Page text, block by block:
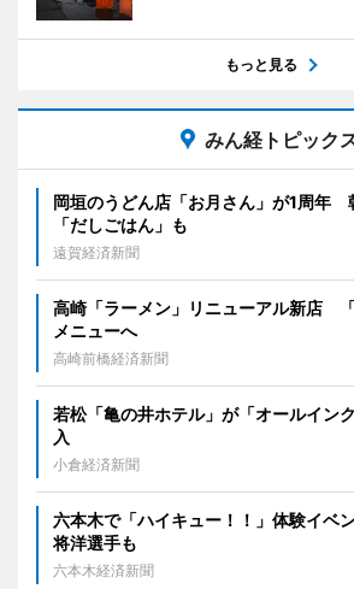
もっと見る
みん経トピック
岡垣のうどん店「お月さん」が1周年
「だしごはん」も
遠賀経済新聞
高崎「ラーメン」リニューアル新店
メニューへ
高崎前橋経済新聞
若松「亀の井ホテル」が「オールイン
入
小倉経済新聞
六本木で「ハイキュー！！」体験イベ
将洋選手も
六本木経済新聞